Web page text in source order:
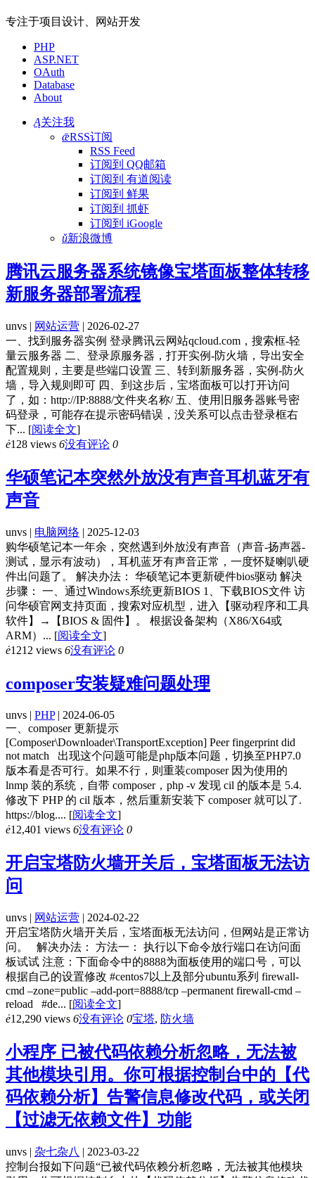
专注于项目设计、网站开发
PHP
ASP.NET
OAuth
Database
About
Ą关注我
ǣRSS订阅
RSS Feed
订阅到 QQ邮箱
订阅到 有道阅读
订阅到 鲜果
订阅到 抓虾
订阅到 iGoogle
ǔ新浪微博
腾讯云服务器系统镜像宝塔面板整体转移
新服务器部署流程
unvs | 网站运营 | 2026-02-27
一、找到服务器实例 登录腾讯云网站qcloud.com，搜索框-轻
量云服务器 二、登录原服务器，打开实例-防火墙，导出安全
配置规则，主要是些端口设置 三、转到新服务器，实例-防火
墙，导入规则即可 四、到这步后，宝塔面板可以打开访问
了，如：http://IP:8888/文件夹名称/ 五、使用旧服务器账号密
码登录，可能存在提示密码错误，没关系可以点击登录框右
下... [阅读全文]
ė128 views 6没有评论 0
华硕笔记本突然外放没有声音耳机蓝牙有
声音
unvs | 电脑网络 | 2025-12-03
购华硕笔记本一年余，突然遇到外放没有声音（声音-扬声器-
测试，显示有波动），耳机蓝牙有声音正常，一度怀疑喇叭硬
件出问题了。 解决办法： 华硕笔记本更新硬件bios驱动 解决
步骤： 一、通过Windows系统更新BIOS 1、下载BIOS文件 访
问华硕官网支持页面，搜索对应机型，进入【驱动程序和工具
软件】→【BIOS & 固件】。 根据设备架构（X86/X64或
ARM）... [阅读全文]
ė1212 views 6没有评论 0
composer安装疑难问题处理
unvs | PHP| 2024-06-05
一、composer 更新提示
[Composer\Downloader\TransportException] Peer fingerprint did
not match 出现这个问题可能是php版本问题，切换至PHP7.0
版本看是否可行。如果不行，则重装composer 因为使用的
lnmp 装的系统，自带 composer，php -v 发现 cil 的版本是 5.4.
修改下 PHP 的 cil 版本，然后重新安装下 composer 就可以了.
https://blog.... [阅读全文]
ė12,401 views 6没有评论 0
开启宝塔防火墙开关后，宝塔面板无法访
问
unvs | 网站运营 | 2024-02-22
开启宝塔防火墙开关后，宝塔面板无法访问，但网站是正常访
问。 解决办法： 方法一： 执行以下命令放行端口在访问面
板试试 注意：下面命令中的8888为面板使用的端口号，可以
根据自己的设置修改 #centos7以上及部分ubuntu系列 firewall-
cmd –zone=public –add-port=8888/tcp –permanent firewall-cmd –
reload #de... [阅读全文]
ė12,290 views 6没有评论 0宝塔, 防火墙
小程序 已被代码依赖分析忽略，无法被
其他模块引用。你可根据控制台中的【代
码依赖分析】告警信息修改代码，或关闭
【过滤无依赖文件】功能
unvs | 杂七杂八 | 2023-03-22
控制台报如下问题“已被代码依赖分析忽略，无法被其他模块